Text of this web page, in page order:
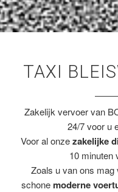
TAXI
Zakelijk vervoer van
24/7 voor u
Voor al onzezakelijke
10 minuten
Zoals u van ons
schone moderne